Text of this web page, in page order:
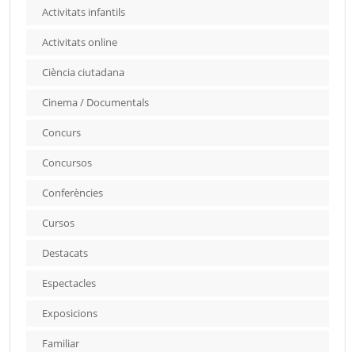
Activitats infantils
Activitats online
Ciència ciutadana
Cinema / Documentals
Concurs
Concursos
Conferències
Cursos
Destacats
Espectacles
Exposicions
Familiar